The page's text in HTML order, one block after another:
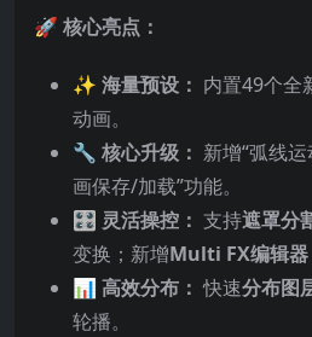
🚀 核心亮点：
✨ 海量预设： 内置49个全
动画。
🔧 核心升级： 新增“弧线运
画保存/加载”功能。
🎛️ 灵活操控： 支持遮罩分
变换；新增Multi FX编辑器
📊 高效分布： 快速分布图
轮播。